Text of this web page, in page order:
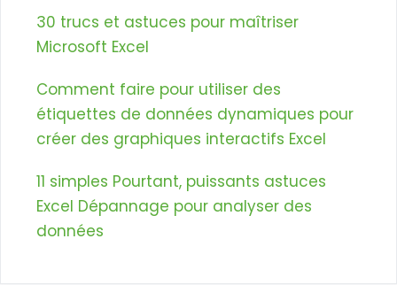
30 trucs et astuces pour maîtriser
Microsoft Excel
Comment faire pour utiliser des
étiquettes de données dynamiques pour
créer des graphiques interactifs Excel
11 simples Pourtant, puissants astuces
Excel Dépannage pour analyser des
données